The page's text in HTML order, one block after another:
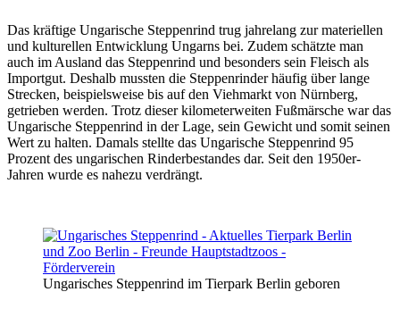
Das kräftige Ungarische Steppenrind trug jahrelang zur materiellen
und kulturellen Entwicklung Ungarns bei. Zudem schätzte man
auch im Ausland das Steppenrind und besonders sein Fleisch als
Importgut. Deshalb mussten die Steppenrinder häufig über lange
Strecken, beispielsweise bis auf den Viehmarkt von Nürnberg,
getrieben werden. Trotz dieser kilometerweiten Fußmärsche war das
Ungarische Steppenrind in der Lage, sein Gewicht und somit seinen
Wert zu halten. Damals stellte das Ungarische Steppenrind 95
Prozent des ungarischen Rinderbestandes dar. Seit den 1950er-
Jahren wurde es nahezu verdrängt.
Ungarisches Steppenrind im Tierpark Berlin geboren